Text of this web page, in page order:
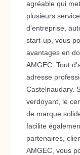
agréable qui
plusieurs
d'entreprise,
start-up, vous
avantages en
AMGEC. Tout
adresse
Castelnaudary.
verdoyant, le
de marque
facilite
partenaires,
AMGEC, vous